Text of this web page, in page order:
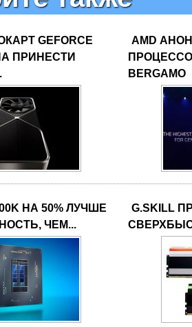
GEFORCE
ПРИНЕСТИ
AMD
BERGAMO
НА 50% ЛУЧШЕ
ЧЕМ...
G.SKILL